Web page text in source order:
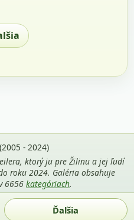
Ďalšia
- 2024)
ktorý ju pre Žilinu a jej ľudí
roku 2024. Galéria obsahuje
6656 kategóriach.
je povolené len s uvedením
na
zilina-gallery.sk